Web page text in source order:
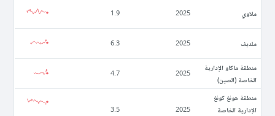
ملاوي 2025
1.9
ملديف 2025
6.3
منطقة ماكاو الإدارية
الخاصة (الصين)
2025
4.7
منطقة هونغ كونغ
الإدارية الخاصة
2025
3.5